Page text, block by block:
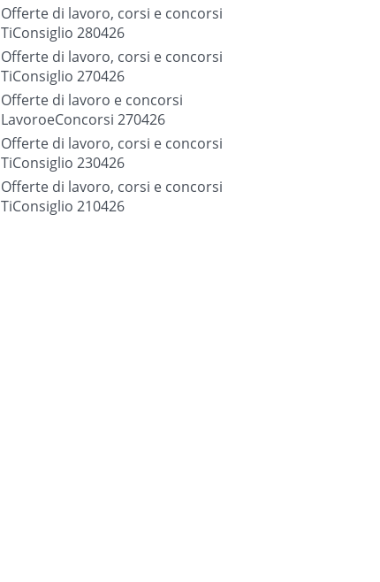
Offerte di lavoro, corsi e concorsi
TiConsiglio 280426
Offerte di lavoro, corsi e concorsi
TiConsiglio 270426
Offerte di lavoro e concorsi
LavoroeConcorsi 270426
Offerte di lavoro, corsi e concorsi
TiConsiglio 230426
Offerte di lavoro, corsi e concorsi
TiConsiglio 210426